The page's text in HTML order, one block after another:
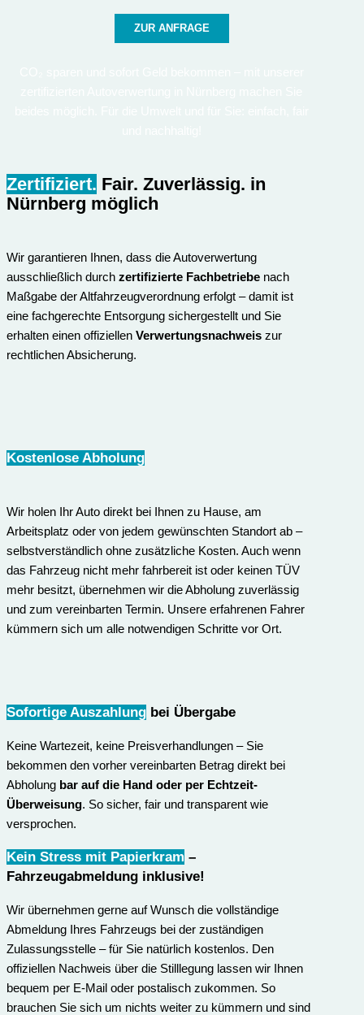
ZUR ANFRAGE
Zertifiziert. Fair. Zuverlässig. in
Nürnberg möglich
Wir garantieren Ihnen, dass die Autoverwertung
ausschließlich durch zertifizierte Fachbetriebe nach
Maßgabe der Altfahrzeugverordnung erfolgt – damit ist
eine fachgerechte Entsorgung sichergestellt und Sie
erhalten einen offiziellen Verwertungsnachweis zur
rechtlichen Absicherung.
Kostenlose Abholung
Wir holen Ihr Auto direkt bei Ihnen zu Hause, am
Arbeitsplatz oder von jedem gewünschten Standort ab –
selbstverständlich ohne zusätzliche Kosten. Auch wenn
das Fahrzeug nicht mehr fahrbereit ist oder keinen TÜV
mehr besitzt, übernehmen wir die Abholung zuverlässig
und zum vereinbarten Termin. Unsere erfahrenen Fahrer
kümmern sich um alle notwendigen Schritte vor Ort.
Sofortige Auszahlung bei Übergabe
Keine Wartezeit, keine Preisverhandlungen – Sie
bekommen den vorher vereinbarten Betrag direkt bei
Abholung bar auf die Hand oder per Echtzeit-
Überweisung. So sicher, fair und transparent wie
versprochen.
Kein Stress mit Papierkram –
Fahrzeugabmeldung inklusive!
Wir übernehmen gerne auf Wunsch die vollständige
Abmeldung Ihres Fahrzeugs bei der zuständigen
Zulassungsstelle – für Sie natürlich kostenlos. Den
offiziellen Nachweis über die Stilllegung lassen wir Ihnen
bequem per E-Mail oder postalisch zukommen. So
brauchen Sie sich um nichts weiter zu kümmern und sind